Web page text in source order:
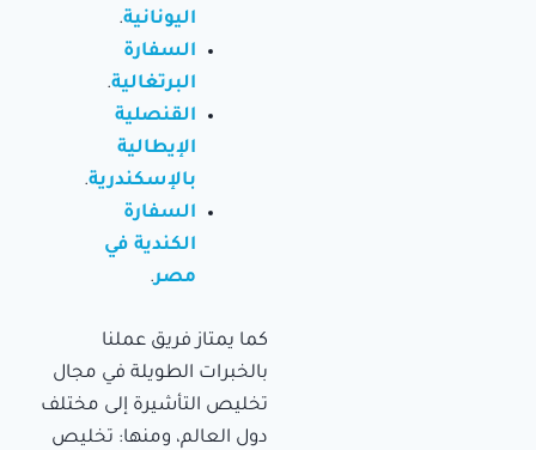
اليونانية.
السفارة
البرتغالية.
القنصلية
الإيطالية
بالإسكندرية.
السفارة
الكندية في
مصر.
كما يمتاز فريق عملنا
بالخبرات الطويلة في مجال
تخليص التأشيرة إلى مختلف
دول العالم، ومنها: تخليص